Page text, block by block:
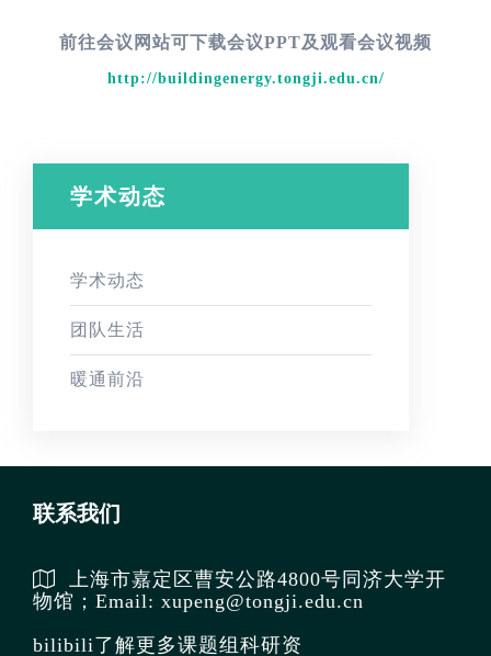
前往会议网站可下载会议PPT及观看会议视频
http://buildingenergy.tongji.edu.cn/
学术动态
学术动态
团队生活
暖通前沿
联系我们
上海市嘉定区曹安公路4800号同济大学开
物馆；Email: xupeng@tongji.edu.cn
bilibili了解更多课题组科研资